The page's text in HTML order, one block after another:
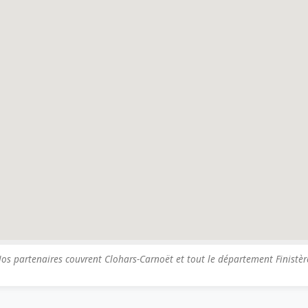
partenaires couvrent Clohars-Carnoët et tout le département